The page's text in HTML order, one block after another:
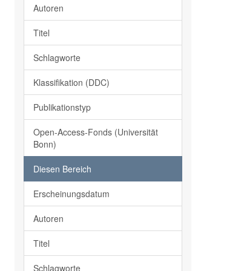
Autoren
Titel
Schlagworte
Klassifikation (DDC)
Publikationstyp
Open-Access-Fonds (Universität
Bonn)
Diesen Bereich
Erscheinungsdatum
Autoren
Titel
Schlagworte